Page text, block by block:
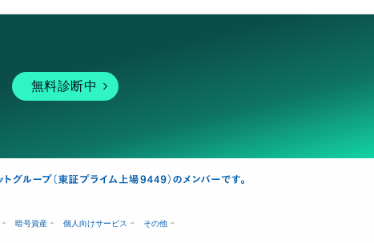
無料診断中
暗号資産 個人向けサービス その他